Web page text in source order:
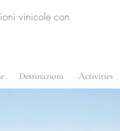
vinicole con
Destinazioni Activities